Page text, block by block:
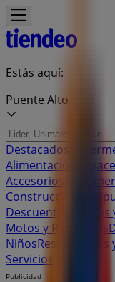
Estás aquí:
Puente Alto
Destacados
Alimentación
Accesorios
Construcción
Descuento
Motos y Repuestos
NiñosRestaurantes
Servicios
Publicidad